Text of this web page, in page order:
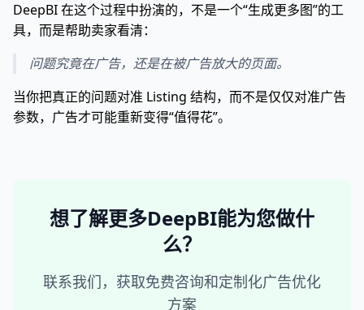
DeepBI 在这个过程中扮演的，不是一个“生成更多图”的工
具，而是帮助卖家看清：
问题究竟在广告，还是在被广告放大的页面。
当你把真正的问题对准 Listing 结构，而不是仅仅对准广告
参数，广告才可能重新变得“值得花”。
想了解更多DeepBI能为您做什
么？
联系我们，获取免费咨询和定制化广告优化
方案